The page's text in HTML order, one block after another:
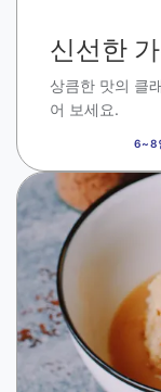
신선한
상큼한 맛의 클
어 보세요.
6~8
이
미
지